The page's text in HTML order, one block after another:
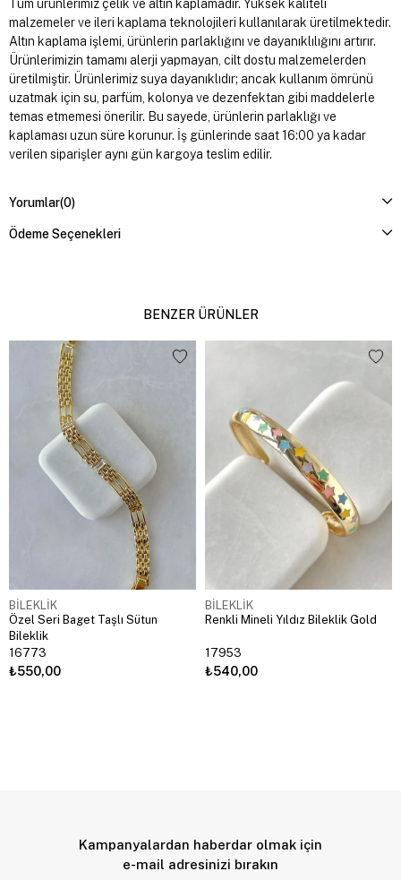
Tüm ürünlerimiz çelik ve altın kaplamadır. Yüksek kaliteli
malzemeler ve ileri kaplama teknolojileri kullanılarak üretilmektedir.
Altın kaplama işlemi, ürünlerin parlaklığını ve dayanıklılığını artırır.
Ürünlerimizin tamamı alerji yapmayan, cilt dostu malzemelerden
üretilmiştir. Ürünlerimiz suya dayanıklıdır; ancak kullanım ömrünü
uzatmak için su, parfüm, kolonya ve dezenfektan gibi maddelerle
temas etmemesi önerilir. Bu sayede, ürünlerin parlaklığı ve
kaplaması uzun süre korunur. İş günlerinde saat 16:00 ya kadar
verilen siparişler aynı gün kargoya teslim edilir.
Yorumlar(0)
Ödeme Seçenekleri
BENZER ÜRÜNLER
BİLEKLİK
Özel Seri Baget Taşlı Sütun
Bileklik
16773
₺550,00
BİLEKLİK
Renkli Mineli Yıldız Bileklik Gold
17953
₺540,00
Kampanyalardan haberdar olmak için
e-mail adresinizi bırakın